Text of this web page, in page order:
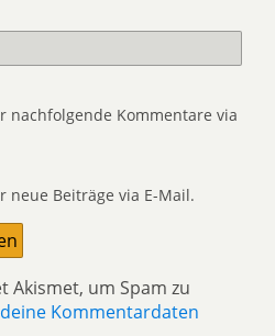
nachfolgende Kommentare via
neue Beiträge via E-Mail.
Akismet, um Spam zu
Kommentardaten